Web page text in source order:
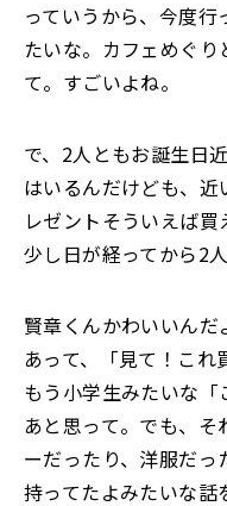
っていうから、今度
たいな。カフェめぐ
て。すごいよね。
で、2人ともお誕生日
はいるんだけども、
レゼントそういえば
少し日が経ってから2
賢章くんかわいいん
あって、「見て！こ
もう小学生みたいな
あと思って。でも、そ
ーだったり、洋服だ
持ってたよみたいな話